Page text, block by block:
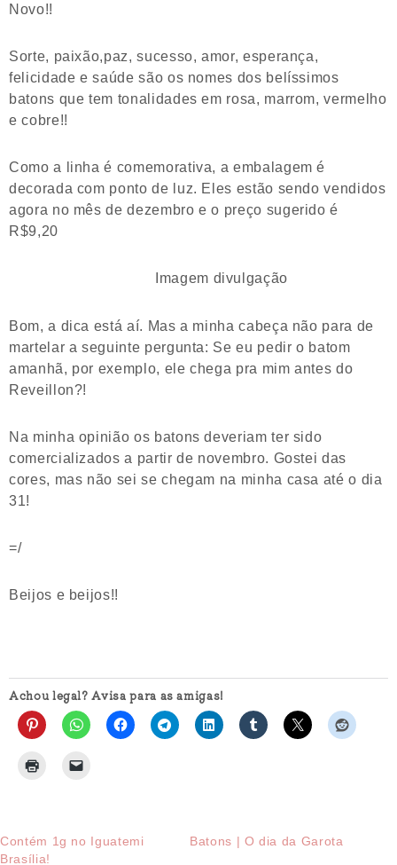
Novo!!
Sorte, paixão,paz, sucesso, amor, esperança,
felicidade e saúde são os nomes dos belíssimos
batons que tem tonalidades em rosa, marrom, vermelho
e cobre!!
Como a linha é comemorativa, a embalagem é
decorada com ponto de luz. Eles estão sendo vendidos
agora no mês de dezembro e o preço sugerido é
R$9,20
Imagem divulgação
Bom, a dica está aí. Mas a minha cabeça não para de
martelar a seguinte pergunta: Se eu pedir o batom
amanhã, por exemplo, ele chega pra mim antes do
Reveillon?!
Na minha opinião os batons deveriam ter sido
comercializados a partir de novembro. Gostei das
cores, mas não sei se chegam na minha casa até o dia
31!
=/
Beijos e beijos!!
Achou legal? Avisa para as amigas!
Contém 1g no Iguatemi
Brasília!
Batons | O dia da Garota